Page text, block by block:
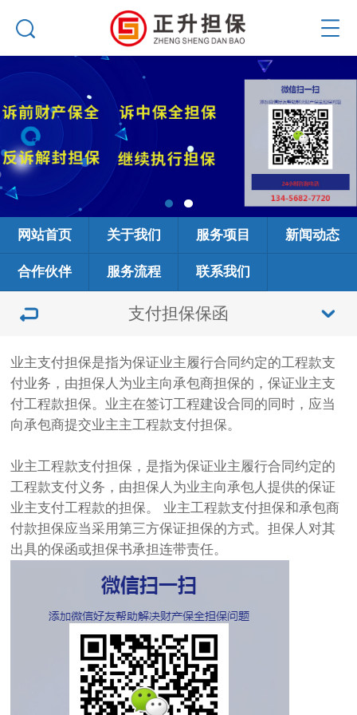
网站首页 关于我们 服务项目 新闻动态
合作伙伴 服务流程 联系我们
支付担保保函
业主支付担保是指为保证业主履行合同约定的工程款支
付业务，由担保人为业主向承包商担保的，保证业主支
付工程款担保。业主在签订工程建设合同的同时，应当
向承包商提交业主主工程款支付担保。
业主工程款支付担保，是指为保证业主履行合同约定的
工程款支付义务，由担保人为业主向承包人提供的保证
业主支付工程款的担保。 业主工程款支付担保和承包商
付款担保应当采用第三方保证担保的方式。担保人对其
出具的保函或担保书承担连带责任。